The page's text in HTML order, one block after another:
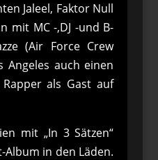
Jaleel, Faktor Null
mit MC -,DJ -und B-
(Air Force Crew
Angeles auch einen
als Gast auf
mit „In 3 Sätzen“
in den Läden.